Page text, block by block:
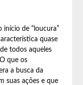
de “loucura”
quase
todos aqueles
que os
a busca da
suas ações e que